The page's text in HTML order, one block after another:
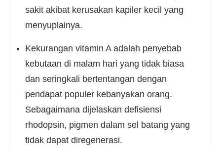
sakit akibat kerusakan kapiler kecil yang
menyuplainya.
Kekurangan vitamin A adalah penyebab
kebutaan di malam hari yang tidak biasa
dan seringkali bertentangan dengan
pendapat populer kebanyakan orang.
Sebagaimana dijelaskan defisiensi
rhodopsin, pigmen dalam sel batang yang
tidak dapat diregenerasi.